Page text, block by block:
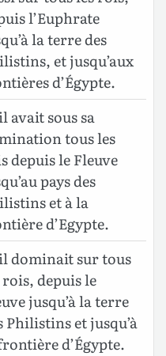
l’Euphrate
la terre des
et jusqu’aux
d’Égypte.
avait sous sa
tous les
depuis le Fleuve
pays des
et à la
d’Egypte.
dominait sur tous
rois, depuis le
jusqu’à la terre
Philistins et jusqu’à
d’Égypte.